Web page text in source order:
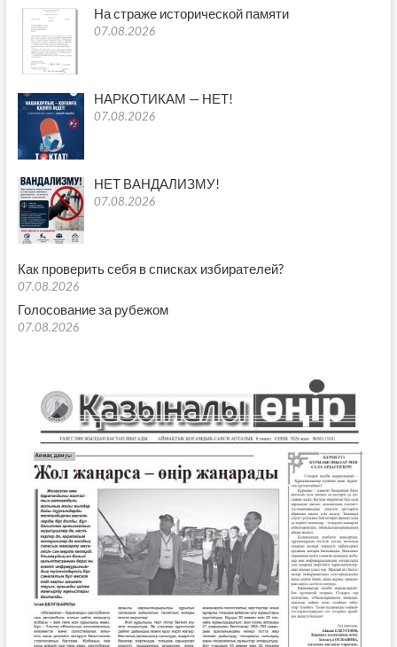
На страже исторической памяти
07.08.2026
НАРКОТИКАМ — НЕТ!
07.08.2026
НЕТ ВАНДАЛИЗМУ!
07.08.2026
Как проверить себя в списках избирателей?
07.08.2026
Голосование за рубежом
07.08.2026